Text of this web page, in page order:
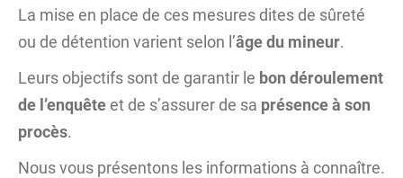
La mise en place de ces mesures dites de sûreté
ou de détention varient selon l’âge du mineur.
Leurs objectifs sont de garantir le bon déroulement
de l’enquêteet de s’assurer de sa présence à son
procès.
Nous vous présentons les informations à connaître.